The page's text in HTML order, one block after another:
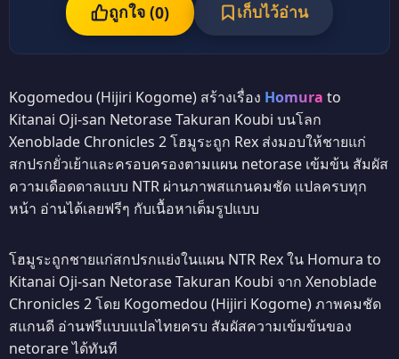
ถูกใจ (0) เก็บไว้อ่าน
Kogomedou (Hijiri Kogome) สร้างเรื่อง Homura to
Kitanai Oji-san Netorase Takuran Koubi บนโลก
Xenoblade Chronicles 2 โฮมูระถูก Rex ส่งมอบให้ชายแก่
สกปรกยั่วเย้าและครอบครองตามแผน netorase เข้มข้น สัมผัส
ความเดือดดาลแบบ NTR ผ่านภาพสแกนคมชัด แปลครบทุก
หน้า อ่านได้เลยฟรีๆ กับเนื้อหาเต็มรูปแบบ
โฮมูระถูกชายแก่สกปรกแย่งในแผน NTR Rex ใน Homura to
Kitanai Oji-san Netorase Takuran Koubi จาก Xenoblade
Chronicles 2 โดย Kogomedou (Hijiri Kogome) ภาพคมชัด
สแกนดี อ่านฟรีแบบแปลไทยครบ สัมผัสความเข้มข้นของ
netorare ได้ทันที